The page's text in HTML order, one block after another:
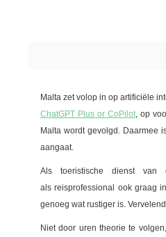
Malta zet volop in op artificiële
ChatGPT Plus or CoPilot, op
Malta wordt gevolgd. Daarmee
aangaat.
Als toeristische dienst
als reisprofessional ook graag
genoeg wat rustiger is.
Niet door uren theorie te